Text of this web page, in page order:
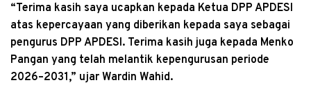
“Terima kasih saya ucapkan kepada Ketua DPP APDESI
atas kepercayaan yang diberikan kepada saya sebagai
pengurus DPP APDESI. Terima kasih juga kepada Menko
Pangan yang telah melantik kepengurusan periode
2026–2031,” ujar Wardin Wahid.